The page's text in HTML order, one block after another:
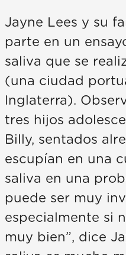
Jayne Lees y su
parte en un
saliva que se
(una ciudad
Inglaterra).
tres hijos
Billy, sentados
escupían en una
saliva en una
puede ser muy
especialmente si
muy bien”, dice